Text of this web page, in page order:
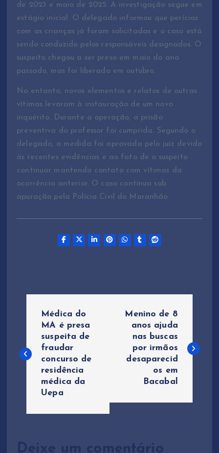
de 2023 e maio de 2025. A investigação segue em
estágio inicial. O d e egado informou que perícias
com as crianças já foram solicitadas e o caso está
sendo cond uzid o pe los responsáveis designados. O
suspeito chegou a ser preso em maio do ano
passado, mas foi iberad o em outubro.
No entanto, novos el ementos e rel atos de outras
vítimas levaram à instauração de um novo
inquérito. Durante a operação, a prisão
preventiva do professor foi cumprid a. Segundo o
d elegado, a med id a foi aprovada pelo juiz devido
às recentes evidências e ao fato de o suspeito
continuar mantendo contato com vítimas da
ocorrência anterior. O c aso continua so b
apuração pela Polícia Civil do Maranhão.
v
Médica do
MA é presa
suspeita de
fraudar
concurso de
residência
médica da
Uepa
Menino de 8
anos ajuda
nas buscas
por irmãos
desaparecid
os em
Bacabal
Deixe um comentário